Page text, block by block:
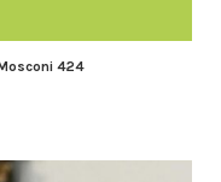
Mosconi 424